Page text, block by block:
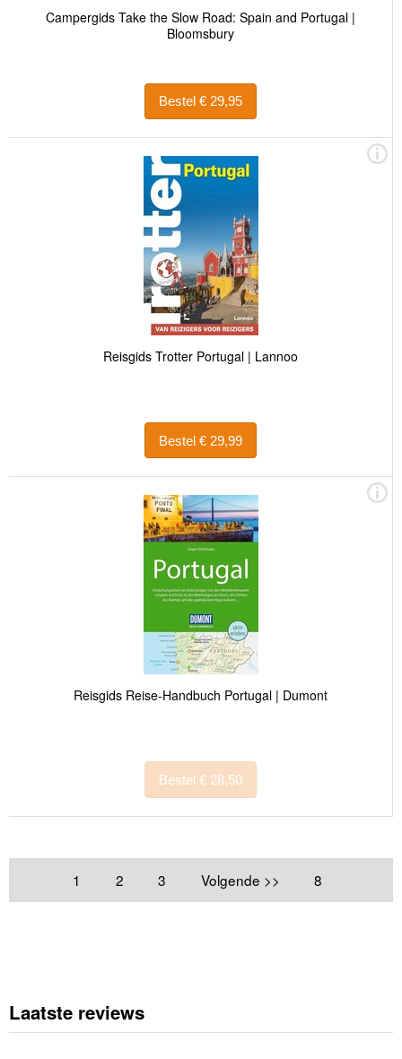
Campergids Take the Slow Road: Spain and Portugal |
Bloomsbury
Bestel € 29,95
Reisgids Trotter Portugal | Lannoo
Bestel € 29,99
Reisgids Reise-Handbuch Portugal | Dumont
Bestel € 28,50
1 2 3 Volgende >> 8
Laatste reviews